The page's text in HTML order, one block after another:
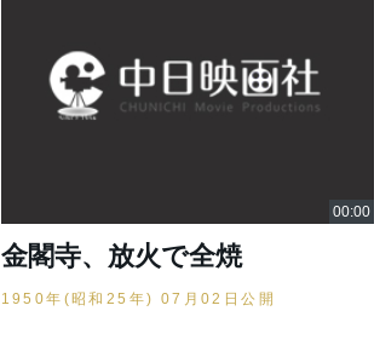
金閣寺、放火で全焼
1950年(昭和25年) 07月02日公開